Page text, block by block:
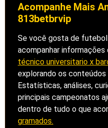
Acompanhe Mais
813betbrvip
Se você gosta de
acompanhar
técnico universitario x
explorando os
Estatísticas, análises,
principais campeonatos
dentro de tudo o que
gramados.